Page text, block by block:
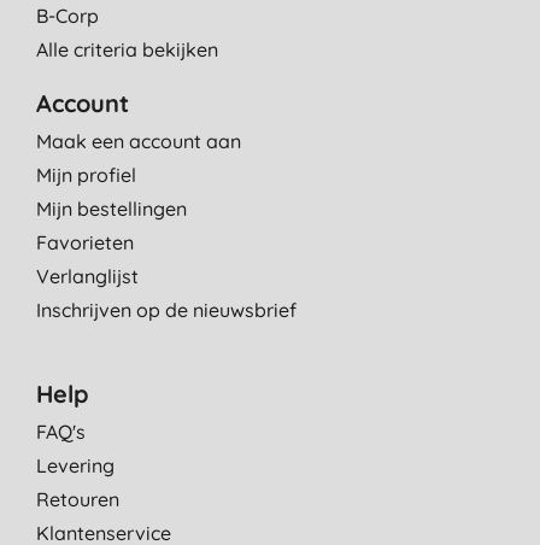
B-Corp
Alle criteria bekijken
Account
Maak een account aan
Mijn profiel
Mijn bestellingen
Favorieten
Verlanglijst
Inschrijven op de nieuwsbrief
Help
FAQ's
Levering
Retouren
Klantenservice